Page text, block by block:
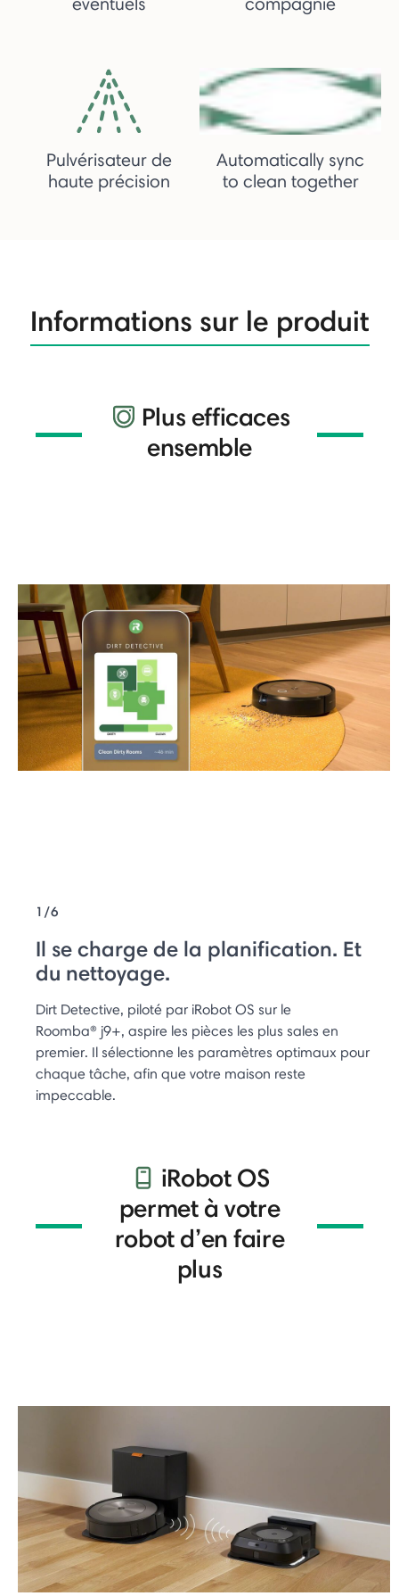
Pulvérisateur de
haute précision
Automatically sync
to clean together
Informations sur le produit
Plus efficaces
ensemble
1/6
Il se charge de la planification. Et
du nettoyage.
Dirt Detective, piloté par iRobot OS sur le
Roomba® j9+, aspire les pièces les plus sales en
premier. Il sélectionne les paramètres optimaux pour
chaque tâche, afin que votre maison reste
impeccable.
iRobot OS
permet à votre
robot d’en faire
plus